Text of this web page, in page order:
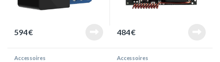
594€ 484€
Accessoires Accessoires